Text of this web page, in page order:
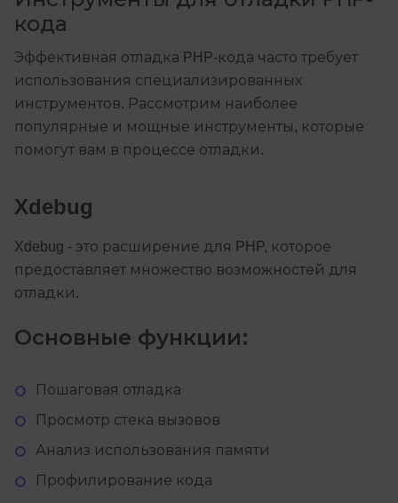
кода
Эффективная отладка PHP-кода часто требует
использования специализированных
инструментов. Рассмотрим наиболее
популярные и мощные инструменты, которые
помогут вам в процессе отладки.
Xdebug
Xdebug - это расширение для PHP, которое
предоставляет множество возможностей для
отладки.
Основные функции:
Пошаговая отладка
Просмотр стека вызовов
Анализ использования памяти
Профилирование кода